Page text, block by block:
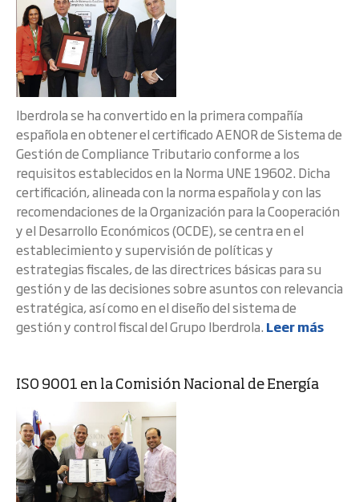
Iberdrola se ha convertido en la primera compañía
española en obtener el certificado AENOR de Sistema de
Gestión de Compliance Tributario conforme a los
requisitos establecidos en la Norma UNE 19602. Dicha
certificación, alineada con la norma española y con las
recomendaciones de la Organización para la Cooperación
y el Desarrollo Económicos (OCDE), se centra en el
establecimiento y supervisión de políticas y
estrategias fiscales, de las directrices básicas para su
gestión y de las decisiones sobre asuntos con relevancia
estratégica, así como en el diseño del sistema de
gestión y control fiscal del Grupo Iberdrola. Leer más
ISO 9001 en la Comisión Nacional de Energía